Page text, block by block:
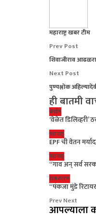
महाराष्ट्र खबर टीम
Prev Post
शिवाजीराव
Next Post
पुण्यश्लोक
ही बातमी
क्राईम
‘वेळेत
महाराष्ट्र
EPF ची वेतन
महाराष्ट्र
“गाव अन् सर्व
राजकारण
“पंकजा मुंडे
PrevNext
आपल्याला